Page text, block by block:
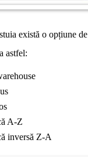
există o opțiune de
astfel:
A-Z
inversă Z-A